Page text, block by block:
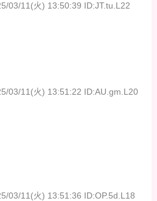
03/11(火) 13:50:39 ID:JT.tu.L22
03/11(火) 13:51:22 ID:AU.gm.L20
03/11(火) 13:51:36 ID:OP.5d.L18